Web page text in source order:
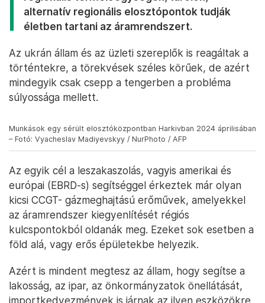
alternatív regionális elosztópontok tudják
életben tartani az áramrendszert.
Az ukrán állam és az üzleti szereplők is reagáltak a
történtekre, a törekvések széles körűek, de azért
mindegyik csak csepp a tengerben a probléma
súlyossága mellett.
Munkások egy sérült elosztóközpontban Harkivban 2024 áprilisában
– Fotó: Vyacheslav Madiyevskyy / NurPhoto / AFP
Az egyik cél a leszakaszolás, vagyis amerikai és
európai (EBRD-s) segítséggel érkeztek már olyan
kicsi CCGT- gázmeghajtású erőművek, amelyekkel
az áramrendszer kiegyenlítését régiós
kulcspontokból oldanák meg. Ezeket sok esetben a
föld alá, vagy erős épületekbe helyezik.
Azért is mindent megtesz az állam, hogy segítse a
lakosság, az ipar, az önkormányzatok önellátását,
importkedvezmények is járnak az ilyen eszközökre,